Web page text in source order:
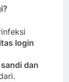
login
dan